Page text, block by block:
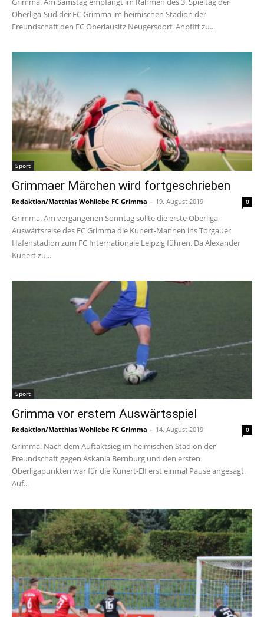
Oberliga-Süd der FC Grimma im heimischen Stadion der
Freundschaft den FC Oberlausitz Neugersdorf. Anpfiff zu...
Sport
Grimmaer Märchen wird fortgeschrieben
Redaktion/Matthias Wohllebe FC Grimma - 19. August 2019 0
Grimma. Am vergangenen Sonntag sollte die erste Oberliga-
Auswärtsreise des FC Grimma die Kunert-Mannen ins Torgauer
Hafenstadion zum FC Internationale Leipzig führen. Da Alexander
Kunert zu...
Sport
Grimma vor erstem Auswärtsspiel
Redaktion/Matthias Wohllebe FC Grimma - 14. August 2019 0
Grimma. Nach dem Auftaktsieg im heimischen Stadion der
Freundschaft gegen Askania Bernburg und den ersten
Oberligapunkten war für die Kunert-Elf erst einmal Pause angesagt.
Auf...